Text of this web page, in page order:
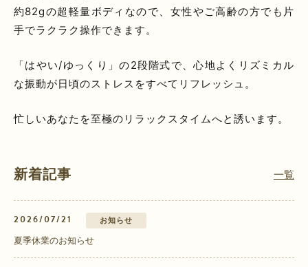
約82gの超軽量ボディなので、女性やご高齢の方でも片
手でラクラク操作できます。
「はやい/ゆっくり」の2段階式で、心地よくリズミカル
な振動が日頃のストレスをすべてリフレッシュ。
忙しいあなたを至極のリラックスタイムへと誘います。
新着記事 一覧
2026/07/21 お知らせ
夏季休業のお知らせ